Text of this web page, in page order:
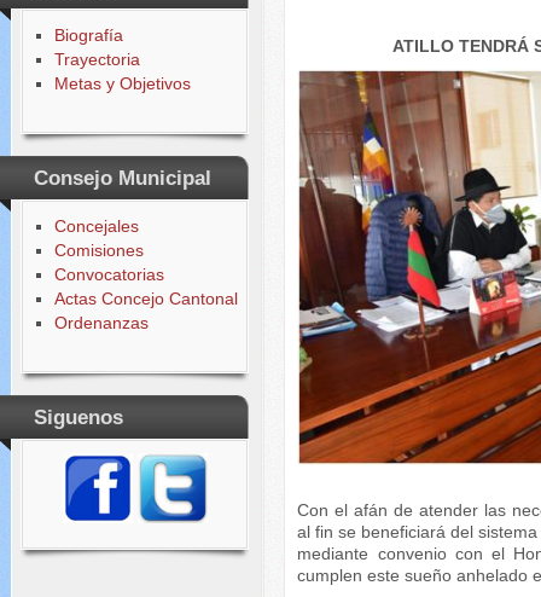
Biografía
Trayectoria
Metas y Objetivos
Consejo Municipal
Concejales
Comisiones
Convocatorias
Actas Concejo Cantonal
Ordenanzas
Siguenos
ATILLO TENDRÁ
Con el afán de atender las
al fin se beneficiará del
mediante convenio con el
cumplen este sueño anhelado